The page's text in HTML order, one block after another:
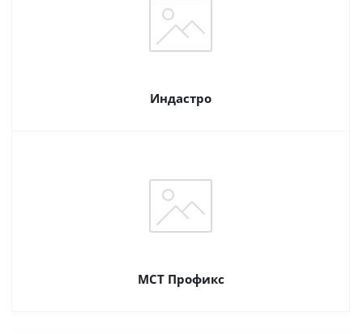
Индастро
МСТ Профикс